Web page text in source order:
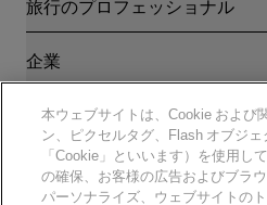
ブログ
目的地
ラディソンホテルアプリ
スポーツ認定ホテル
ファミリーフレンドリーホテル
健康と安全
パートナー
旅行代理店
企業
Radisson Hotel Group
メディア
キャリアRHG
採用情報PPHE
法務
プライバシー通知
法的通知
ヘルプ
本ウェブサイトは、Cookie および
ン、ピクセルタグ、Flash オブジ
「Cookie」といいます）を使用し
の確保、お客様の広告およびブラ
パーソナライズ、ウェブサイトの